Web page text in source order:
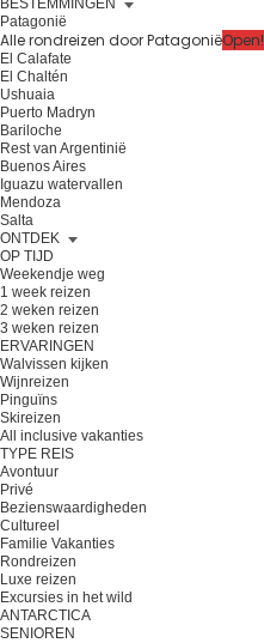
BESTEMMINGEN
Patagonië
Alle rondreizen door PatagoniëOpen!
El Calafate
El Chaltén
Ushuaia
Puerto Madryn
Bariloche
Rest van Argentinië
Buenos Aires
Iguazu watervallen
Mendoza
Salta
ONTDEK
OP TIJD
Weekendje weg
1 week reizen
2 weken reizen
3 weken reizen
ERVARINGEN
Walvissen kijken
Wijnreizen
Pinguïns
Skireizen
All inclusive vakanties
TYPE REIS
Avontuur
Privé
Bezienswaardigheden
Cultureel
Familie Vakanties
Rondreizen
Luxe reizen
Excursies in het wild
ANTARCTICA
SENIOREN